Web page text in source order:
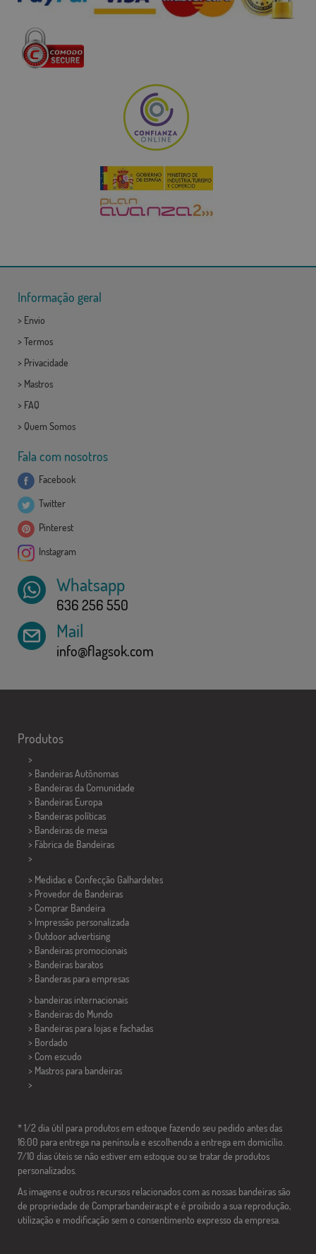
Informação geral
> Envio
> Termos
> Privacidade
> Mastros
> FAQ
> Quem Somos
Fala com nosotros
Facebook
Twitter
Pinterest
Instagram
Whatsapp
636 256 550
Mail
info@flagsok.com
Produtos
>
> Bandeiras Autônomas
> Bandeiras da Comunidade
> Bandeiras Europa
> Bandeiras políticas
> Bandeiras de mesa
> Fábrica de Bandeiras
>
> Medidas e Confecção Galhardetes
> Provedor de Bandeiras
> Comprar Bandeira
> Impressão personalizada
> Outdoor advertising
> Bandeiras promocionais
> Bandeiras baratos
> Banderas para empresas
> bandeiras internacionais
> Bandeiras do Mundo
> Bandeiras para lojas e fachadas
> Bordado
> Com escudo
> Mastros para bandeiras
>
* 1/2 dia útil para produtos em estoque fazendo seu pedido antes das
16:00 para entrega na península e escolhendo a entrega em domicílio.
7/10 dias úteis se não estiver em estoque ou se tratar de produtos
personalizados.
As imagens e outros recursos relacionados com as nossas bandeiras são
de propriedade de Comprarbandeiras.pt e é proibido a sua reprodução,
utilização e modificação sem o consentimento expresso da empresa.